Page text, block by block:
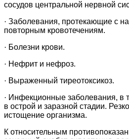
сосудов центральной нервной
· Заболевания, протекающие с
повторным кровотечениям.
· Болезни крови.
· Нефрит и нефроз.
· Выраженный тиреотоксикоз.
· Инфекционные заболевания, в
в острой и заразной стадии.
истощение организма.
К относительным